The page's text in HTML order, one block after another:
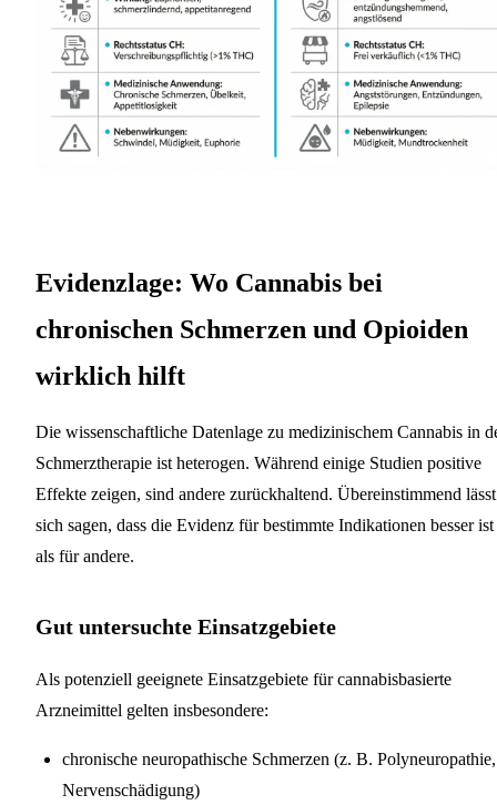
Evidenzlage: Wo Cannabis bei
chronischen Schmerzen und Opioiden
wirklich hilft
Die wissenschaftliche Datenlage zu medizinischem Cannabis in
Schmerztherapie ist heterogen. Während einige Studien positive
Effekte zeigen, sind andere zurückhaltend. Übereinstimmend lässt
sich sagen, dass die Evidenz für bestimmte Indikationen besser ist
als für andere.
Gut untersuchte Einsatzgebiete
Als potenziell geeignete Einsatzgebiete für cannabisbasierte
Arzneimittel gelten insbesondere:
chronische neuropathische Schmerzen (z. B. Polyneuropathie,
Nervenschädigung)